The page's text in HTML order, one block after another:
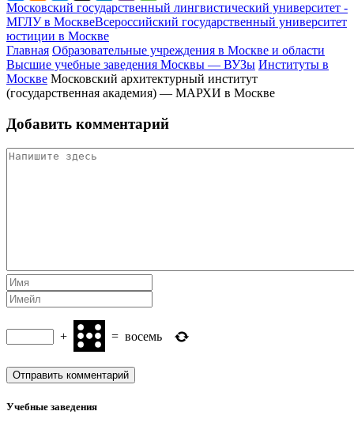
Московский государственный лингвистический университет -
МГЛУ в МосквеВсероссийский государственный университет
юстиции в Москве
Главная Образовательные учреждения в Москве и области
Высшие учебные заведения Москвы — ВУЗы Институты в
Москве Московский архитектурный институт
(государственная академия) — МАРХИ в Москве
Добавить комментарий
+ = восемь
Учебные заведения